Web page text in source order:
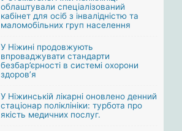
облаштували спеціалізований
кабінет для осіб з інвалідністю та
маломобільних груп населення
У Ніжині продовжують
впроваджувати стандарти
безбар’єрності в системі охорони
здоров’я
У Ніжинській лікарні оновлено денний
стаціонар поліклініки: турбота про
якість медичних послуг.